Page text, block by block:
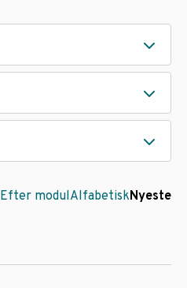
Efter modulAlfabetiskNyeste